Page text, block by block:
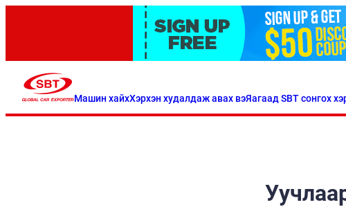
Машин хайхХэрхэн худалдаж авах вэЯагаад SBT сонгох